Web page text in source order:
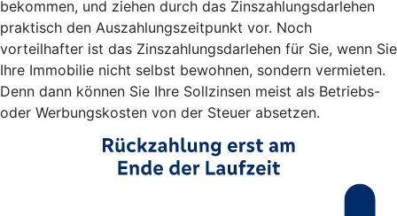
bekommen, und ziehen durch das Zinszahlungsdarlehen
praktisch den Auszahlungszeitpunkt vor. Noch
vorteilhafter ist das Zinszahlungsdarlehen für Sie, wenn Sie
Ihre Immobilie nicht selbst bewohnen, sondern vermieten.
Denn dann können Sie Ihre Sollzinsen meist als Betriebs-
oder Werbungskosten von der Steuer absetzen.